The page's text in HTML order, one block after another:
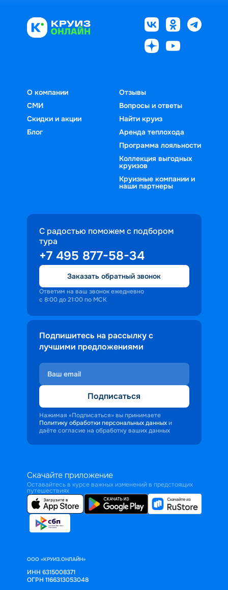
О компании
СМИ
Скидки и акции
Блог
Отзывы
Вопросы и ответы
Найти круиз
Аренда теплохода
Программа лояльности
Коллекция выгодных
круизов
Круизные компании и
наши партнеры
С радостью поможем с подбором
тура
+7 495 877-58-34
Заказать обратный звонок
Ответим на ваш звонок ежедневно
с 8:00 до 21:00 по МСК
Подпишитесь на рассылку с
лучшими предложениями
Подписаться
Нажимая «Подписаться» вы принимаете
Политику обработки персональных данных и
даёте согласие на обработку ваших данных
Скачайте приложение
Оставайтесь в курсе важных изменений в предстоящих
путешествиях
ООО «КРУИЗ.ОНЛАЙН»
ИНН 6315008371
ОГРН 1166313053048